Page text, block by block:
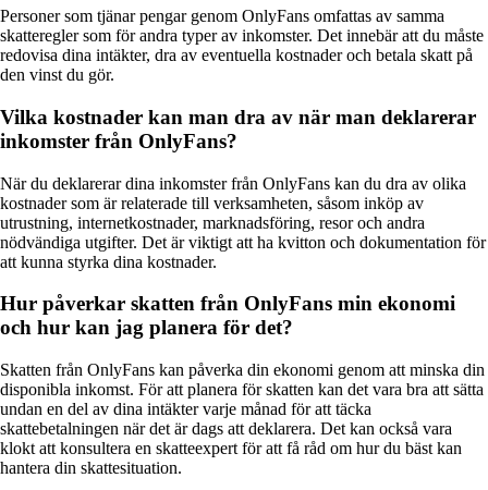
Personer som tjänar pengar genom OnlyFans omfattas av samma
skatteregler som för andra typer av inkomster. Det innebär att du måste
redovisa dina intäkter, dra av eventuella kostnader och betala skatt på
den vinst du gör.
Vilka kostnader kan man dra av när man deklarerar
inkomster från OnlyFans?
När du deklarerar dina inkomster från OnlyFans kan du dra av olika
kostnader som är relaterade till verksamheten, såsom inköp av
utrustning, internetkostnader, marknadsföring, resor och andra
nödvändiga utgifter. Det är viktigt att ha kvitton och dokumentation för
att kunna styrka dina kostnader.
Hur påverkar skatten från OnlyFans min ekonomi
och hur kan jag planera för det?
Skatten från OnlyFans kan påverka din ekonomi genom att minska din
disponibla inkomst. För att planera för skatten kan det vara bra att sätta
undan en del av dina intäkter varje månad för att täcka
skattebetalningen när det är dags att deklarera. Det kan också vara
klokt att konsultera en skatteexpert för att få råd om hur du bäst kan
hantera din skattesituation.